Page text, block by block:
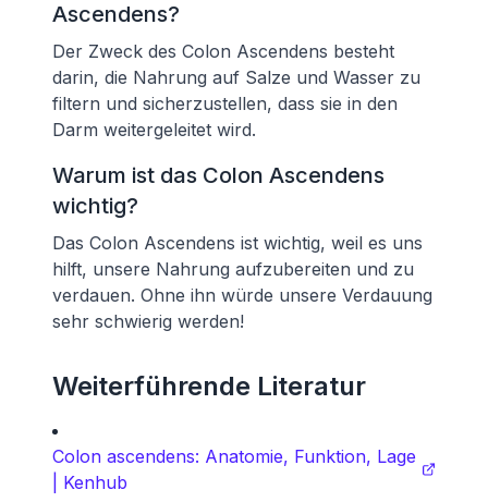
Ascendens?
Der Zweck des Colon Ascendens besteht
darin, die Nahrung auf Salze und Wasser zu
filtern und sicherzustellen, dass sie in den
Darm weitergeleitet wird.
Warum ist das Colon Ascendens
wichtig?
Das Colon Ascendens ist wichtig, weil es uns
hilft, unsere Nahrung aufzubereiten und zu
verdauen. Ohne ihn würde unsere Verdauung
sehr schwierig werden!
Weiterführende Literatur
Colon ascendens: Anatomie, Funktion, Lage
| Kenhub